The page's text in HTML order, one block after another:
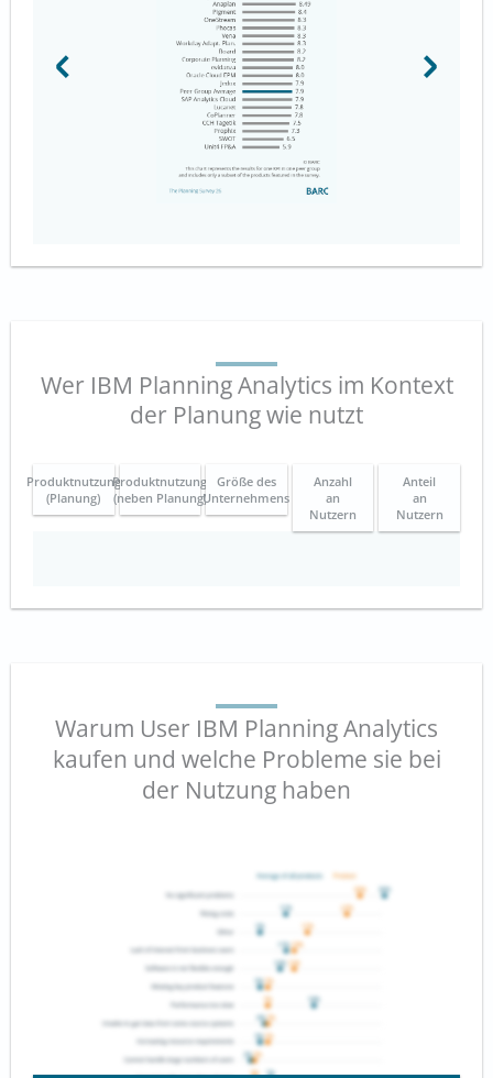
Wer IBM Planning Analytics im Kontext
der Planung wie nutzt
Produktnutzung
(Planung)
Produktnutzung
(neben Planung)
Größe des
Unternehmens
Anzahl
an
Nutzern
Anteil
an
Nutzern
Warum User IBM Planning Analytics
kaufen und welche Probleme sie bei
der Nutzung haben